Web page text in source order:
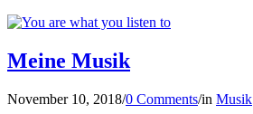
Meine Musik
November 10, 2018/0 Comments/in Musik